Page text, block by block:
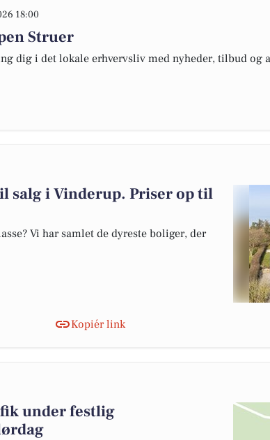
18:00
Struer
dig i det lokale erhvervsliv med nyheder, tilbud og
salg i Vinderup. Priser op til
Vi har samlet de dyreste boliger, der
Kopiér link
under festlig